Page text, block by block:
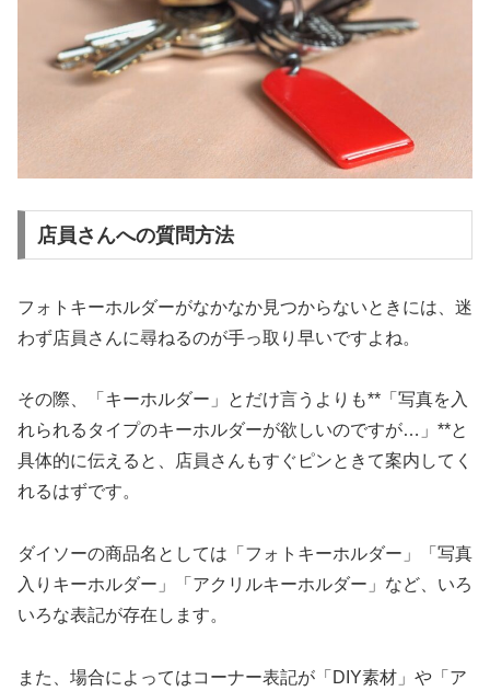
店員さんへの質問方法
フォトキーホルダーがなかなか見つからないときには、迷
わず店員さんに尋ねるのが手っ取り早いですよね。
その際、「キーホルダー」とだけ言うよりも**「写真を入
れられるタイプのキーホルダーが欲しいのですが…」**と
具体的に伝えると、店員さんもすぐピンときて案内してく
れるはずです。
ダイソーの商品名としては「フォトキーホルダー」「写真
入りキーホルダー」「アクリルキーホルダー」など、いろ
いろな表記が存在します。
また、場合によってはコーナー表記が「DIY素材」や「ア